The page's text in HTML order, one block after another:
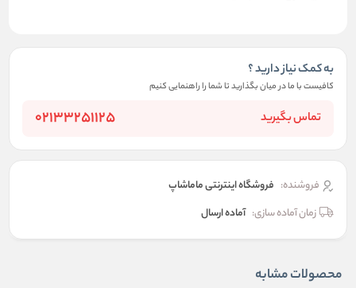
به کمک نیاز دارید ؟
کافیست با ما در میان بگذارید تا شما را راهنمایی کنیم
تماس بگیرید 02133251125
فروشنده: فروشگاه اینترنتی ماماشاپ
زمان آماده سازی: آماده ارسال
محصولات مشابه